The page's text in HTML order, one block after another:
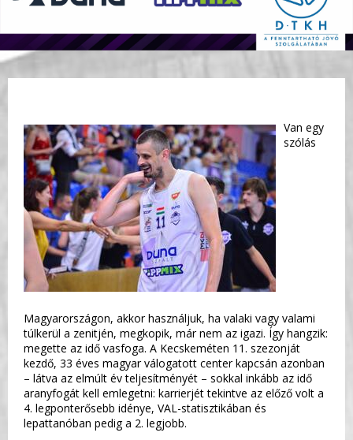
Van egy
szólás
Magyarországon, akkor használjuk, ha valaki vagy valami
túlkerül a zenitjén, megkopik, már nem az igazi. Így hangzik:
megette az idő vasfoga. A Kecskeméten 11. szezonját
kezdő, 33 éves magyar válogatott center kapcsán azonban
– látva az elmúlt év teljesítményét – sokkal inkább az idő
aranyfogát kell emlegetni: karrierjét tekintve az előző volt a
4. legponterősebb idénye, VAL-statisztikában és
lepattanóban pedig a 2. legjobb.